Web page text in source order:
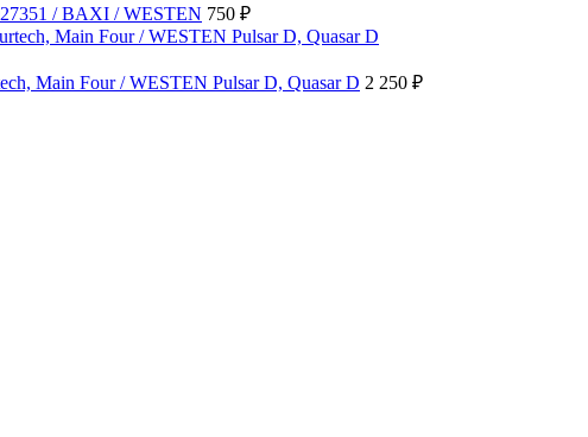
/ BAXI / WESTEN 750 ₽
Main Four / WESTEN Pulsar D, Quasar D 2 250 ₽